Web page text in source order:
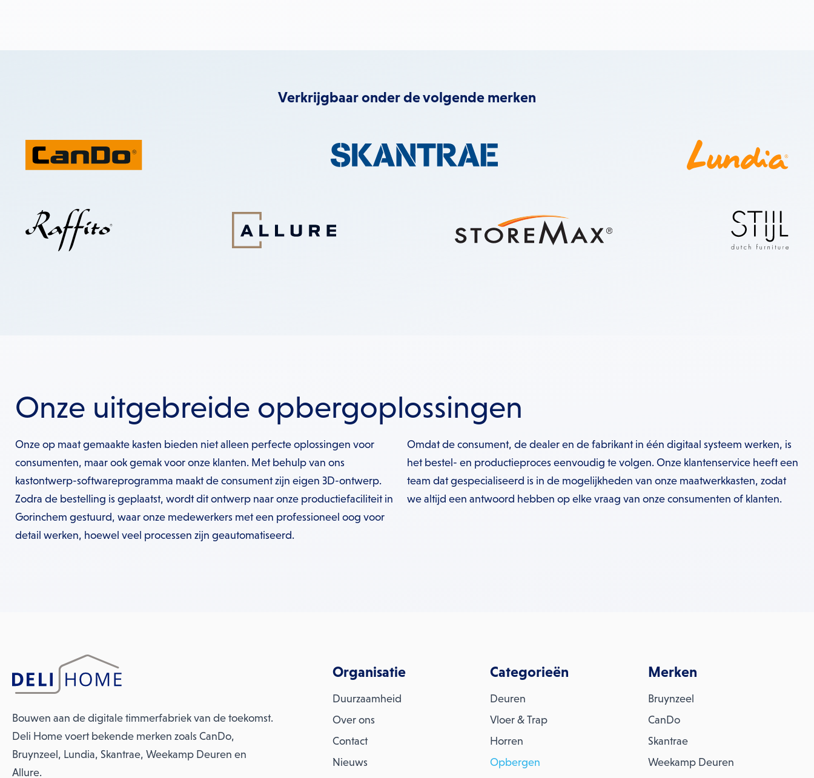
Verkrijgbaar onder de volgende merken
Onze uitgebreide opbergoplossingen
Onze op maat gemaakte kasten bieden niet alleen perfecte oplossingen voor
consumenten, maar ook gemak voor onze klanten. Met behulp van ons
kastontwerp-softwareprogramma maakt de consument zijn eigen 3D-ontwerp.
Zodra de bestelling is geplaatst, wordt dit ontwerp naar onze productiefaciliteit in
Gorinchem gestuurd, waar onze medewerkers met een professioneel oog voor
detail werken, hoewel veel processen zijn geautomatiseerd.
Omdat de consument, de dealer en de fabrikant in één digitaal systeem werken, is
het bestel- en productieproces eenvoudig te volgen. Onze klantenservice heeft een
team dat gespecialiseerd is in de mogelijkheden van onze maatwerkkasten, zodat
we altijd een antwoord hebben op elke vraag van onze consumenten of klanten.
Bouwen aan de digitale timmerfabriek van de toekomst.
Deli Home voert bekende merken zoals CanDo,
Bruynzeel, Lundia, Skantrae, Weekamp Deuren en
Allure.
Organisatie
Duurzaamheid
Over ons
Contact
Nieuws
Categorieën
Deuren
Vloer & Trap
Horren
Opbergen
Merken
Bruynzeel
CanDo
Skantrae
Weekamp Deuren